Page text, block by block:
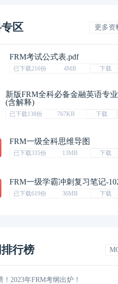
区 更多资
FRM考试公式表.pdf
已下载216份 4MB 下载
新版FRM全科必备金融英语专
(含解释)
已下载138份 767KB 下载
FRM一级全科思维导图
已下载335份 13MB 下载
FRM一级学霸冲刺复习笔记-
已下载619份 36MB 下载
行榜
！2023年FRM考纲出炉！